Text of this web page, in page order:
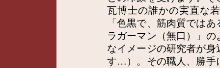
瓦博士の誰かの実直な
「色黒で、筋肉質では
ラガーマン（無口）」
なイメージの研究者が
す…）。その職人、勝手